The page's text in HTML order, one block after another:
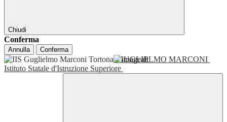
Chiudi
Conferma
Annulla Conferma
GUGLIELMO MARCONI
Istituto Statale d'Istruzione Superiore